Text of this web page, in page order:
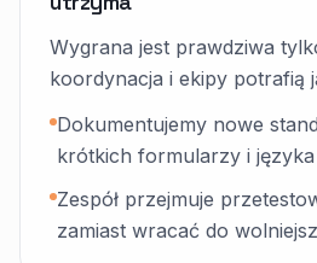
Wygrana jest prawdziwa
koordynacja i ekipy potrafią
Dokumentujemy nowe
krótkich formularzy i języka
Zespół przejmuje
zamiast wracać do